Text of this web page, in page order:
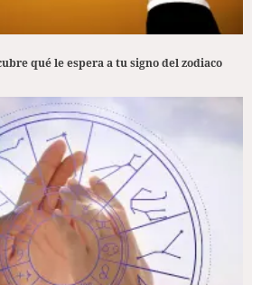
qué le espera a tu signo del zodiaco